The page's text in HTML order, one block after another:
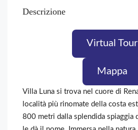
Descrizione
Virtual Tour
Mappa
Villa Luna si trova nel cuore di
località più rinomate della costa
800 metri dalla splendida spiaggia